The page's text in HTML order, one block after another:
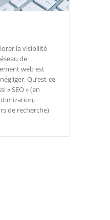
la visibilité
de
web est
Qu’est-ce
« SEO » (en
de recherche)